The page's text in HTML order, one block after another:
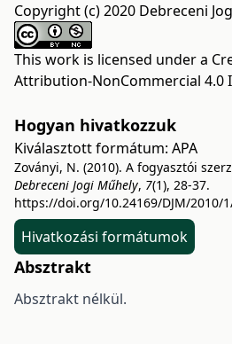
Copyright (c) 2020 Debreceni
This work is licensed under a
Attribution-NonCommercial 4.0
Hogyan hivatkozzuk
Kiválasztott formátum: APA
Zoványi, N. (2010). A fogyasztói
Debreceni Jogi Műhely, 7(1), 28-37.
https://doi.org/10.24169/DJM/2010/
Hivatkozási formátumok
Absztrakt
Absztrakt nélkül.